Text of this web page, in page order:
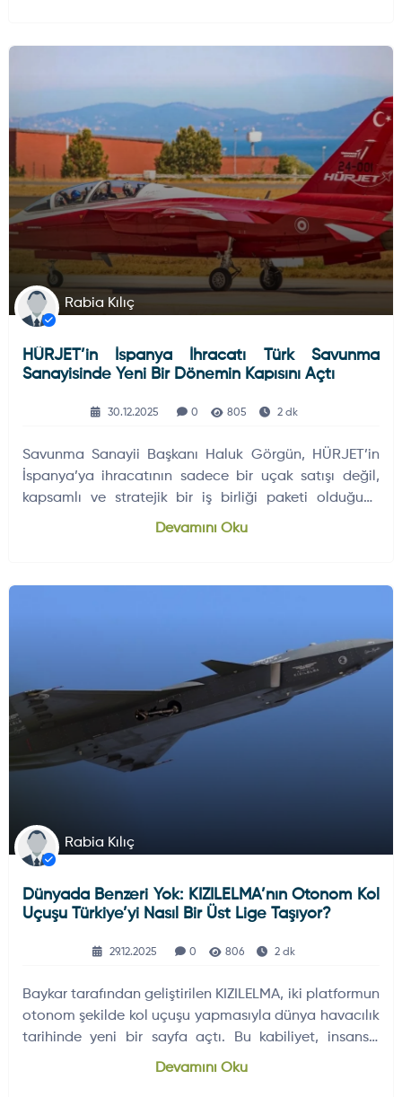
Rabia Kılıç
HÜRJET’in İspanya İhracatı Türk Savunma
Sanayisinde Yeni Bir Dönemin Kapısını Açtı
30.12.2025 0 805 2 dk
Savunma Sanayii Başkanı Haluk Görgün, HÜRJET’in
İspanya’ya ihracatının sadece bir uçak satışı değil,
kapsamlı ve stratejik bir iş birliği paketi olduğunu
Devamını Oku
Rabia Kılıç
Dünyada Benzeri Yok: KIZILELMA’nın Otonom Kol
Uçuşu Türkiye’yi Nasıl Bir Üst Lige Taşıyor?
29.12.2025 0 806 2 dk
Baykar tarafından geliştirilen KIZILELMA, iki platformun
otonom şekilde kol uçuşu yapmasıyla dünya havacılık
tarihinde yeni bir sayfa açtı. Bu kabiliyet, insansız
savaş uçaklarının filo halinde görev yapabileceğini
Devamını Oku